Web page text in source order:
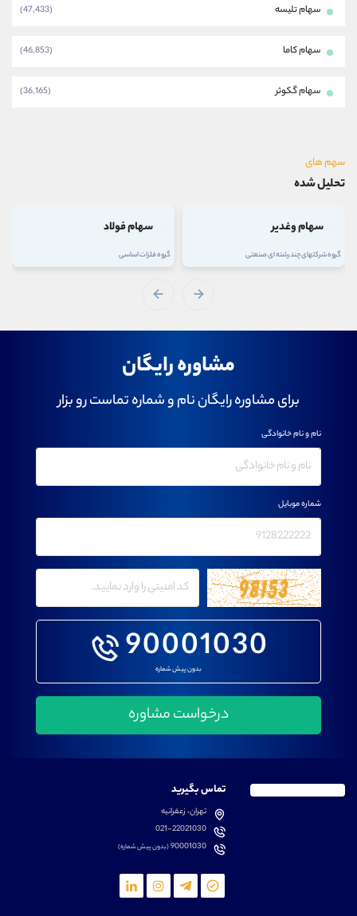
سهام تلیسه (47,433)
سهام کاما (46,853)
سهام گکوثر (36,165)
سهم های
تحلیل شده
سهام وغدیر
گروه شرکتهای چند رشته ای صنعتی
سهام فولاد
گروه فلزات اساسی
مشاوره رایگان
برای مشاوره رایگان نام و شماره تماست رو بزار
90001030
بدون پیش شماره
نام و نام خانوادگی
شماره موبایل
تماس بگیرید
تهران، زعفرانیه
021-22021030
90001030(بدون پیش شماره)